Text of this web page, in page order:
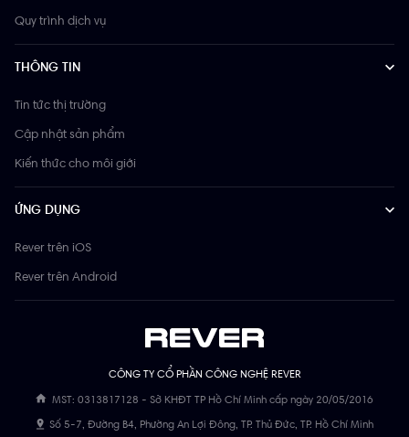
CÔNG TY CỔ PHẦN CÔNG NGHỆ REVER
MST: 0313817128 - Sở KHĐT TP Hồ Chí Minh cấp ngày 20/05/2016
Số 5-7, Đường B4, Phường An Lợi Đông, TP. Thủ Đức, TP. Hồ Chí Minh
Quy trình dịch vụ
THÔNG TIN
Tin tức thị trường
Cập nhật sản phẩm
Kiến thức cho môi giới
ỨNG DỤNG
Rever trên iOS
Rever trên Android